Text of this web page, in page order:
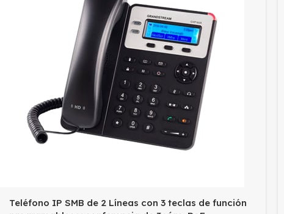
Teléfono IP SMB de 2 Líneas con 3 teclas de función